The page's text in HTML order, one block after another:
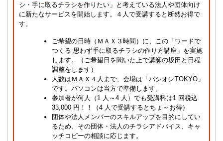
シ・手に取るチラシを作りたい」と考えている法人や団体向け
に新たなサービスを開始します。４人で受講すると断然お得で
す。
ご希望の日時（ＭＡＸ３時間）に、この「ワードで
つくる 思わず手に取るチラシの作り方講座」を実施
します。（ご希望日を聞いた上で講師の坂田と日程
調整をします）
人数はＭＡＸ４人まで、会場は「パシオンTOKYO」
です。パソコンは当方で準備します。
参加者が何人（1 人～4 人）でも受講料は1 回税込
33,000 円！！（4 人で受講するとちょ～お得）
団体や法人メンバーのスキルアップを目的にしてい
るため、その団体・法人のチラシアドバイス、キャ
ッチコピーの相談に応じます。